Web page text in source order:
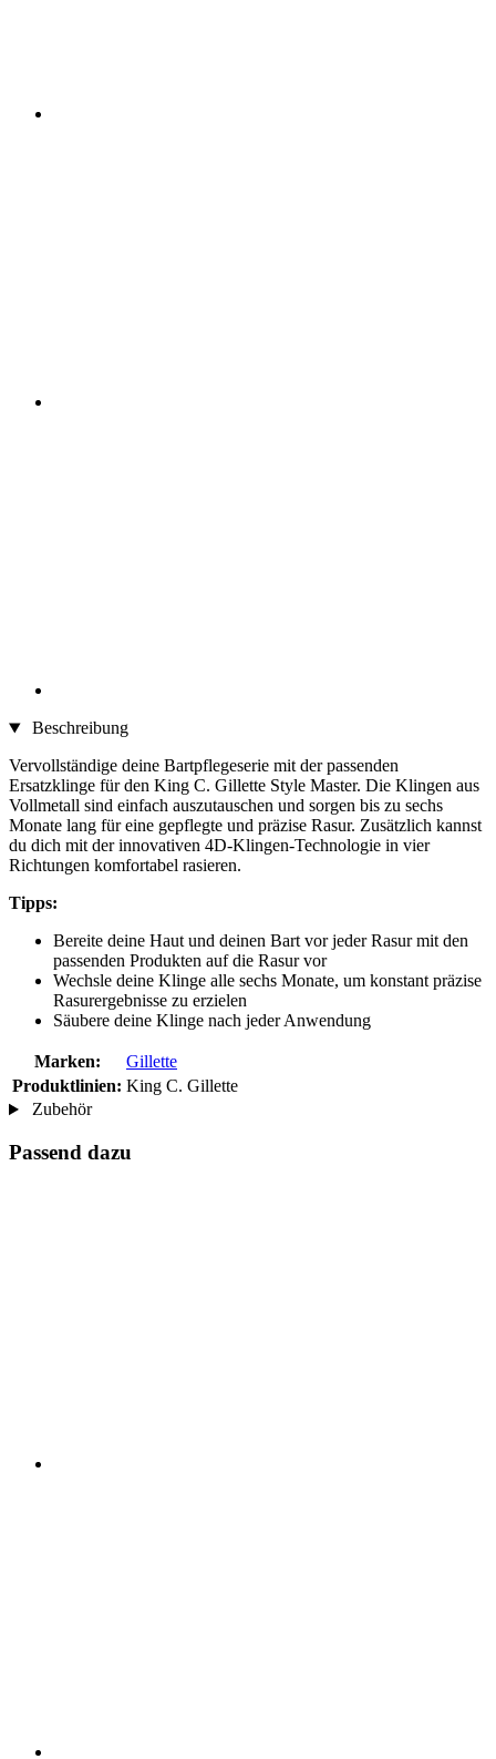
Beschreibung
Vervollständige deine Bartpflegeserie mit der passenden
Ersatzklinge für den King C. Gillette Style Master. Die Klingen aus
Vollmetall sind einfach auszutauschen und sorgen bis zu sechs
Monate lang für eine gepflegte und präzise Rasur. Zusätzlich kannst
du dich mit der innovativen 4D-Klingen-Technologie in vier
Richtungen komfortabel rasieren.
Tipps:
Bereite deine Haut und deinen Bart vor jeder Rasur mit den
passenden Produkten auf die Rasur vor
Wechsle deine Klinge alle sechs Monate, um konstant präzise
Rasurergebnisse zu erzielen
Säubere deine Klinge nach jeder Anwendung
Marken:
Gillette
Produktlinien: King C. Gillette
Zubehör
Passend dazu